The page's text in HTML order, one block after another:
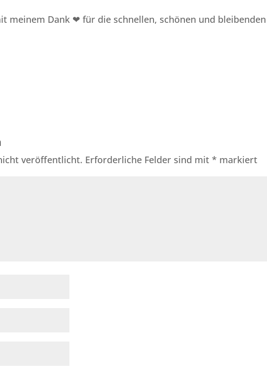
meinem Dank ❤ für die schnellen, schönen und bleibenden
veröffentlicht. Erforderliche Felder sind mit* markiert